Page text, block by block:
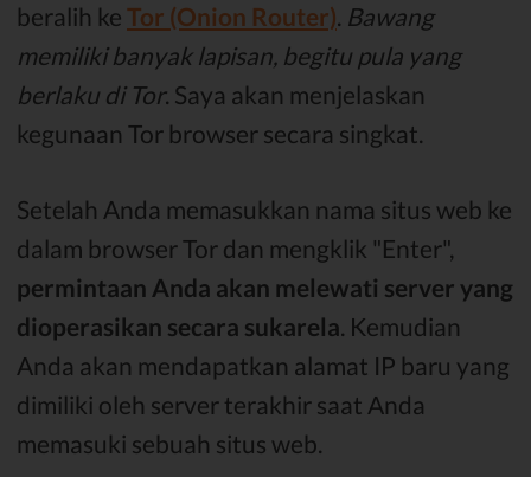
beralih ke Tor (Onion Router). Bawang
memiliki banyak lapisan, begitu pula yang
berlaku di Tor. Saya akan menjelaskan
kegunaan Tor browser secara singkat.
Setelah Anda memasukkan nama situs web ke
dalam browser Tor dan mengklik "Enter",
permintaan Anda akan melewati server yang
dioperasikan secara sukarela. Kemudian
Anda akan mendapatkan alamat IP baru yang
dimiliki oleh server terakhir saat Anda
memasuki sebuah situs web.